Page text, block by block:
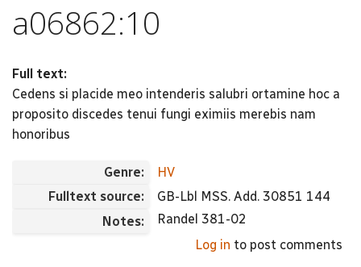
a06862:10
Full text:
Cedens si placide meo intenderis salubri ortamine hoc a
proposito discedes tenui fungi eximiis merebis nam
honoribus
Genre:
HV
Fulltext source:
GB-Lbl MSS. Add. 30851 144
Notes:
Randel 381-02
Log in to post comments